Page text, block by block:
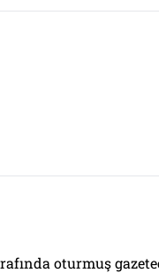
oturmuş